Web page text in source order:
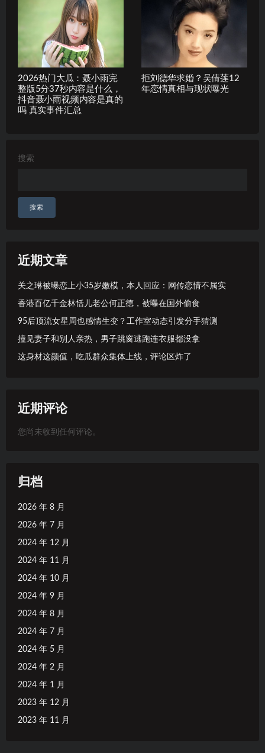
2026热门大瓜：聂小雨完
整版5分37秒内容是什么，
抖音聂小雨视频内容是真的
吗 真实事件汇总
拒刘德华求婚？吴倩莲12
年恋情真相与现状曝光
搜索
搜索
近期文章
关之琳被曝恋上小35岁嫩模，本人回应：网传恋情不属实
香港百亿千金林恬儿老公何正德，被曝在国外偷食
95后顶流女星周也感情生变？工作室动态引发分手猜测
撞见妻子和别人亲热，男子跳窗逃跑连衣服都没拿
这身材这颜值，吃瓜群众集体上线，评论区炸了
近期评论
您尚未收到任何评论。
归档
2026 年 8 月
2026 年 7 月
2024 年 12 月
2024 年 11 月
2024 年 10 月
2024 年 9 月
2024 年 8 月
2024 年 7 月
2024 年 5 月
2024 年 2 月
2024 年 1 月
2023 年 12 月
2023 年 11 月